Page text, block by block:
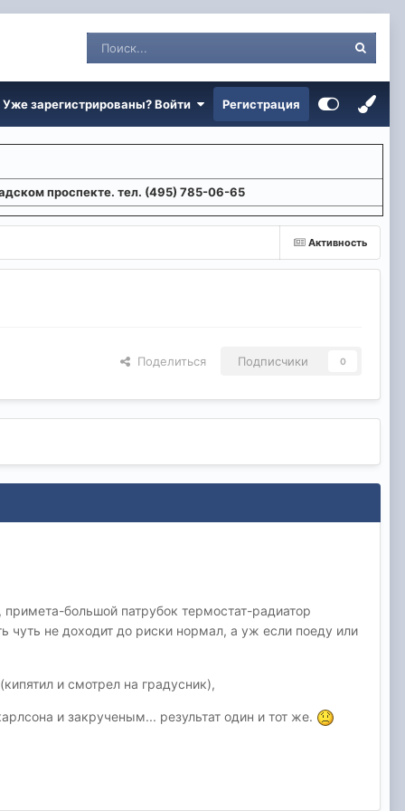
Уже зарегистрированы? Войти Регистрация
проспекте. тел. (495) 785-06-65
Активность
Поделиться Подписчики 0
большой патрубок термостат-радиатор
чуть не доходит до риски нормал, а уж если поеду или
и смотрел на градусник),
и закрученым... результат один и тот же.